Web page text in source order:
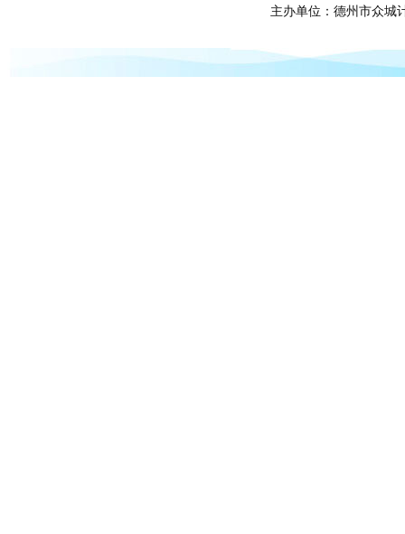
主办单位：德州市众城